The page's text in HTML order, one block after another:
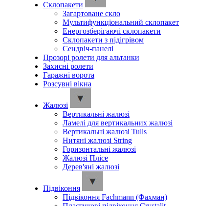
Склопакети
Загартоване скло
Мультифункціональний склопакет
Енергозберігаючі склопакети
Склопакети з підігрівом
Сендвіч-панелі
Прозорі ролети для альтанки
Захисні ролети
Гаражні ворота
Розсувні вікна
Жалюзі
Вертикальні жалюзі
Ламелі для вертикальних жалюзі
Вертикальні жалюзі Tulls
Нитяні жалюзі String
Горизонтальні жалюзі
Жалюзі Плісе
Дерев'яні жалюзі
Підвіконня
Підвіконня Fachmann (Фахман)